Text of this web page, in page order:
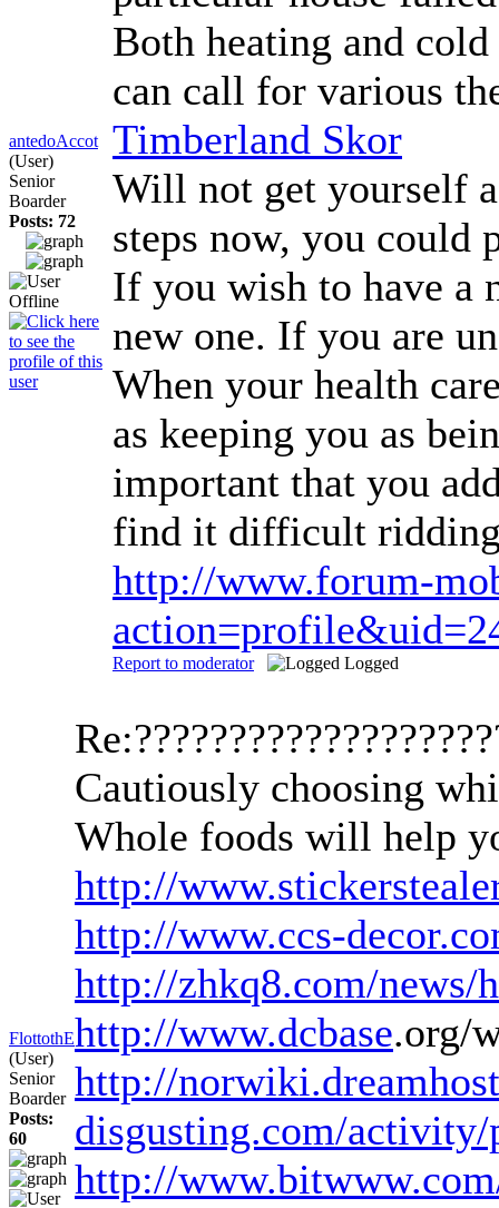
antedoAccot
(User)
Senior
Boarder
Posts: 72
Both heating and
can call for various
Timberland Skor
Will not get yourself
steps now, you
If you wish to have a
new one. If you are
When your health
as keeping you as
important that you
find it difficult ridding
http://www.forum-
Report to moderator Logged
FlottothE
(User)
Senior
Boarder
Posts:
60
Cautiously choosing
Whole foods will help
http://
http://www.ccs-
http://zhkq8.com/news/
http://www.dcbase.org/
http://
disgusting.com/activity/
http://